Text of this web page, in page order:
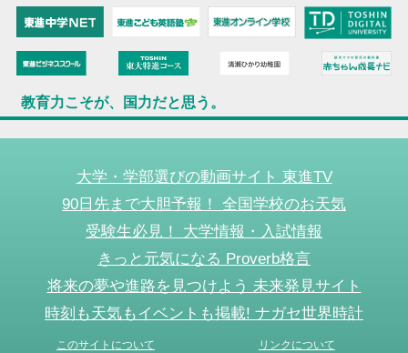
教育力こそが、国力だと思う。
大学・学部選びの動画サイト 東進TV
90日先まで大胆予報！ 全国学校のお天気
受験生必見！ 大学情報・入試情報
きっと元気になる Proverb格言
将来の夢や進路を見つけよう 未来発見サイト
時刻も天気もイベントも掲載! ナガセ世界時計
このサイトについて
リンクについて